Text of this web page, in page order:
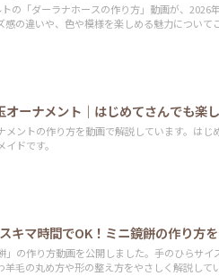
の「ダーラナホースの作り方」動画が、2026
の違いや、色や模様を楽しめる魅力について
ーナメント｜はじめてさんでも楽
メントの作り方を動画で解説しています。は
ドです。
キマ時間でOK！ミニ鏡餅の作り方
」の作り方動画を公開しました。手のひらサ
毛の丸め方や形の整え方をやさしく解説してい